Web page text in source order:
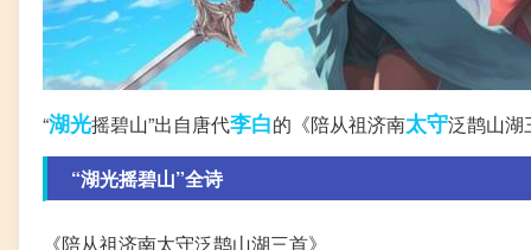
“湖光摇碧山”出自唐代李白的《陪从祖济南太守泛鹊山湖
“湖光摇碧山”全诗
《陪从祖济南太守泛鹊山湖三首》